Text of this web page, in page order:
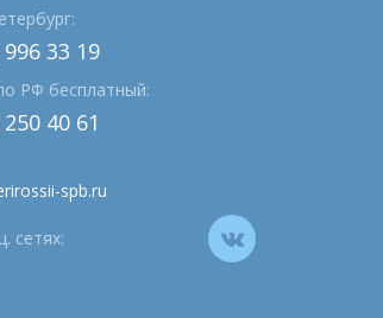
33 19
РФ бесплатный:
40 61
spb.ru
сетях: